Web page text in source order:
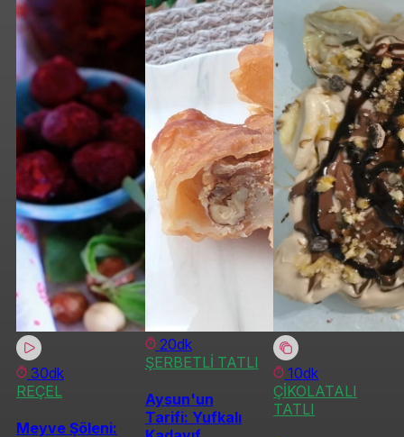
30dk
REÇEL
Meyve Şöleni:
20dk
ŞERBETLİ TATLI
Aysun'un
Tarifi: Yufkalı
10dk
ÇİKOLATALI
TATLI